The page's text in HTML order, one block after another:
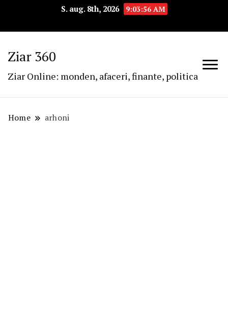
S. aug. 8th, 2026 9:03:57 AM
Ziar 360
Ziar Online: monden, afaceri, finante, politica
Home arhoni